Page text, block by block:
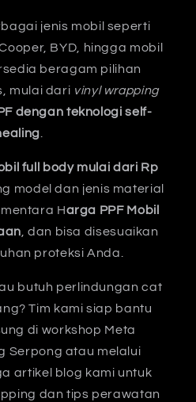
jenis mobil seperti
BYD, hingga mobil
beragam pilihan
mulai dari vinyl wrapping
dengan teknologi self-
full body mulai dari Rp
model dan jenis material
Harga PPF Mobil
, dan bisa disesuaikan
proteksi Anda.
butuh perlindungan cat
Tim kami siap bantu
di workshop Meta
Serpong atau melalui
artikel blog kami untuk
dan tips perawatan